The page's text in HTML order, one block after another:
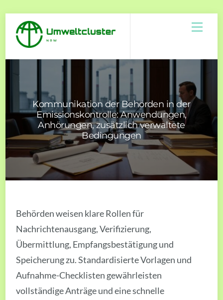
content
Kommunikation der Behörden in der
Emissionskontrolle: Anwendungen,
Anhörungen, zusätzlich verwaltete
Bedingungen
Behörden weisen klare Rollen für
Nachrichtenausgang, Verifizierung,
Übermittlung, Empfangsbestätigung und
Speicherung zu. Standardisierte Vorlagen und
Aufnahme-Checklisten gewährleisten
vollständige Anträge und eine schnelle